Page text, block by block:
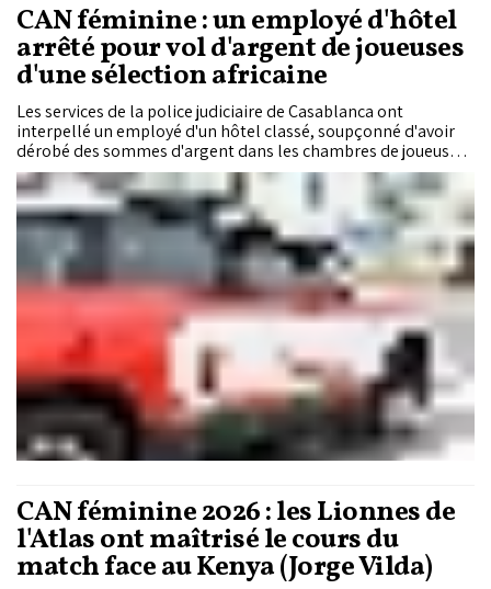
CAN féminine : un employé d'hôtel
arrêté pour vol d'argent de joueuses
d'une sélection africaine
Les services de la police judiciaire de Casablanca ont
interpellé un employé d'un hôtel classé, soupçonné d'avoir
dérobé des sommes d'argent dans les chambres de joueuses
d'une sélection africaine participant à la Coupe d'Afrique des
nations féminine, actuellement organisée au Maroc. Les
enquêteurs ont saisi 10.000 dirhams correspondant au
produit des vols.
CAN féminine 2026 : les Lionnes de
l'Atlas ont maîtrisé le cours du
match face au Kenya (Jorge Vilda)